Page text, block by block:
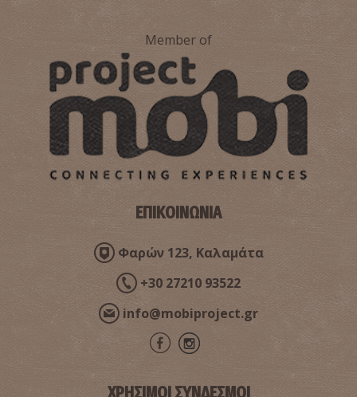
Member of
ΕΠΙΚΟΙΝΩΝΙΑ
Φαρών 123, Καλαμάτα
+30 27210 93522
info@mobiproject.gr
ΧΡΗΣΙΜΟΙ ΣΥΝΔΕΣΜΟΙ